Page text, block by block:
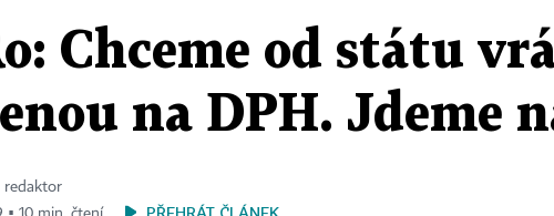
Chceme od státu
na DPH. Jdeme
redaktor
PŘEHRÁT ČLÁNEK